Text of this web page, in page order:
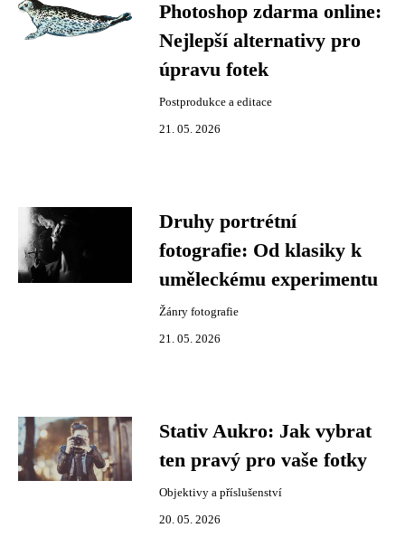
Photoshop zdarma online:
Nejlepší alternativy pro
úpravu fotek
Postprodukce a editace
21. 05. 2026
Druhy portrétní
fotografie: Od klasiky k
uměleckému experimentu
Žánry fotografie
21. 05. 2026
Stativ Aukro: Jak vybrat
ten pravý pro vaše fotky
Objektivy a příslušenství
20. 05. 2026